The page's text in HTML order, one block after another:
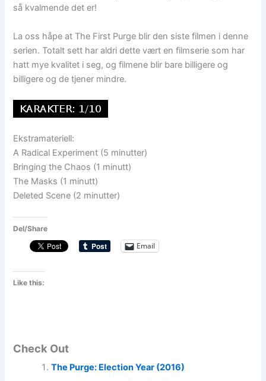
så kvalmende det er!
La oss håpe at The First Purge blir den siste filmen i denne
serien. Totalt sett har aldri dette vært en filmserie som har
hatt mye kvalitet i seg, og filmene blir bare billigere og
billigere og de tjener mindre.
Ekstramateriell:
A Radical Experiment (5 minutter)
Bringing the Chaos (1 minutt)
The Masks (1 minutt)
Deleted Scene (2 minutter)
Del/Share
Email
Like this:
Check Out
The Purge: Election Year (2016)